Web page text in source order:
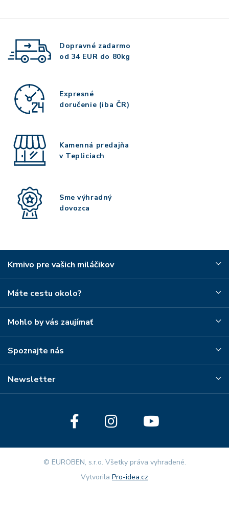
Dopravné zadarmo
od 34 EUR do 80kg
Expresné
doručenie (iba ČR)
Kamenná predajňa
v Tepliciach
Sme výhradný
dovozca
Krmivo pre vašich miláčikov
Máte cestu okolo?
Mohlo by vás zaujímať
Spoznajte nás
Newsletter
© EUROBEN, s.r.o. Všetky práva vyhradené.
Vytvorila Pro-idea.cz